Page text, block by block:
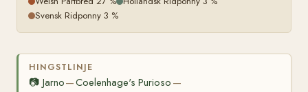
Svensk Ridponny 3 %
HINGSTLINJE
📷 Jarno—Coelenhage's Purioso —